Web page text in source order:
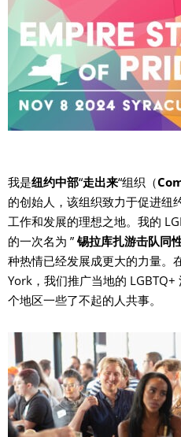
我是纽约中部“走出来“组织（
的创始人，该组织致力于促进纽
工作和发展的理想之地。我的
的一次名为 ” 锡拉库扎游击队同
种热情已经发展成更大的力量。
York，我们推广当地的
个地区一些了不起的人共事。